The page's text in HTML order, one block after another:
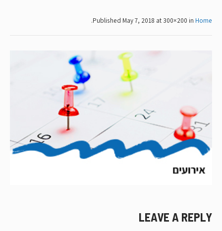
Published May 7, 2018 at 300×200 in Home
.
LEAVE A REPLY